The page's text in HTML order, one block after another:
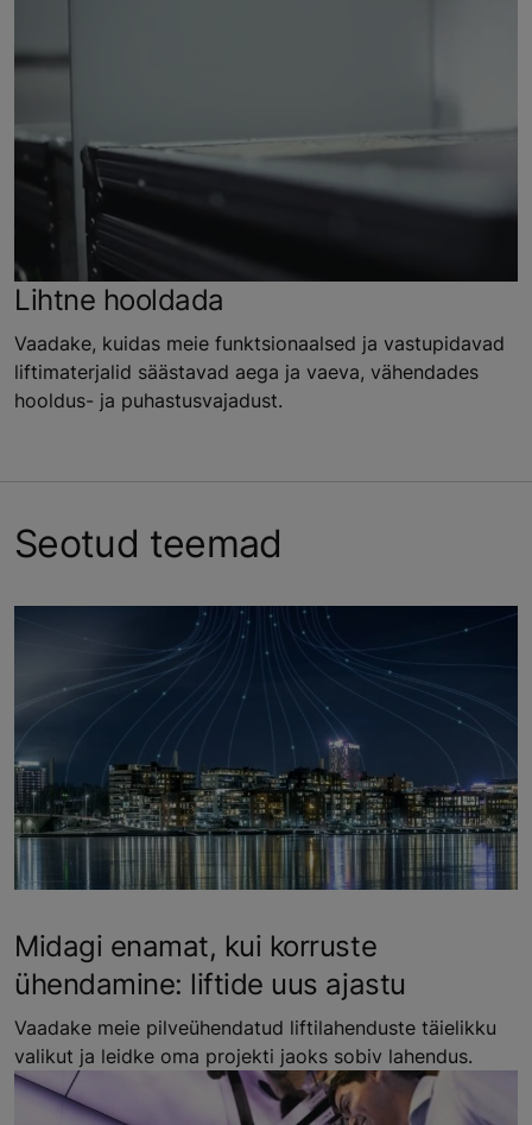
Lihtne hooldada
Vaadake, kuidas meie funktsionaalsed ja vastupidavad
liftimaterjalid säästavad aega ja vaeva, vähendades
hooldus- ja puhastusvajadust.
Seotud teemad
Midagi enamat, kui korruste
ühendamine: liftide uus ajastu
Vaadake meie pilveühendatud liftilahenduste täielikku
valikut ja leidke oma projekti jaoks sobiv lahendus.